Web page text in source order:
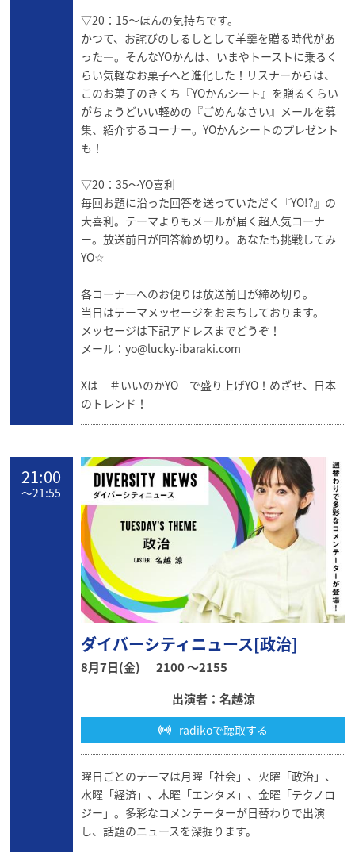
▽20：15～ほんの気持ちです。
かつて、お詫びのしるしとして羊羹を贈る時代があ
った―。そんなYOかんは、いまやトーストに乗るく
らい気軽なお菓子へと進化した！リスナーからは、
このお菓子のきくち『YOかんシート』を贈るくらい
がちょうどいい軽めの『ごめんなさい』メールを募
集、紹介するコーナー。YOかんシートのプレゼント
も！
▽20：35～YO喜利
毎回お題に沿った回答を送っていただく『YO!?』の
大喜利。テーマよりもメールが届く超人気コーナ
ー。放送前日が回答締め切り。あなたも挑戦してみ
YO☆
各コーナーへのお便りは放送前日が締め切り。
当日はテーマメッセージをおまちしております。
メッセージは下記アドレスまでどうぞ！
メール： yo@lucky-ibaraki.com
Xは ＃いいのかYO で盛り上げYO！めざせ、日本
のトレンド！
21:00
〜21:55
ダイバーシティニュース[政治]
8月7日(金)
2100 〜2155
出演者：名越涼
radikoで聴取する
曜日ごとのテーマは月曜「社会」、火曜「政治」、
水曜「経済」、木曜「エンタメ」、金曜「テクノロ
ジー」。多彩なコメンテーターが日替わりで出演
し、話題のニュースを深掘ります。